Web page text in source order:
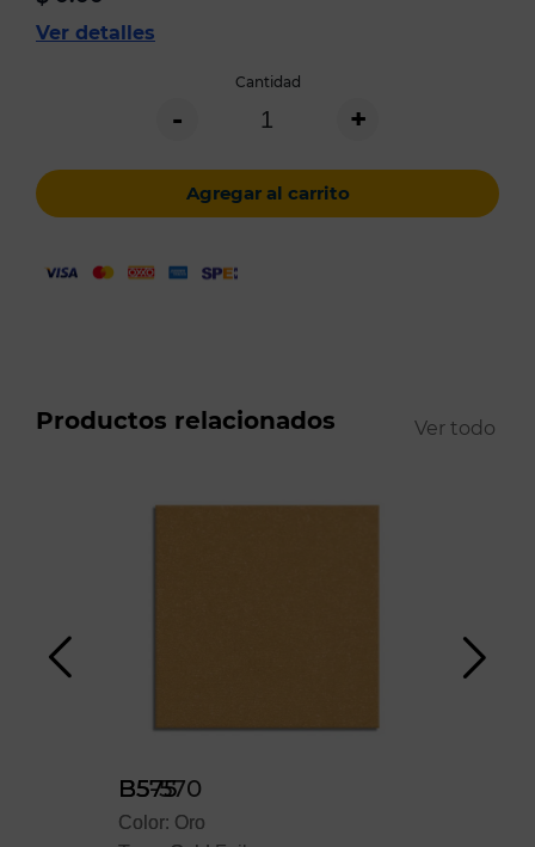
Ver detalles
Cantidad
- +
Agregar al carrito
Productos relacionados Ver todo
B5-570
Color: Oro
B575
Color: Oro